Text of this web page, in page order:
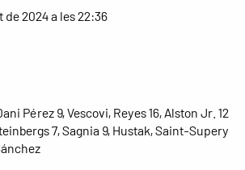
de 2024 a les 22:36
Pérez 9, Vescovi, Reyes 16, Alston Jr. 12
7, Sagnia 9, Hustak, Saint-Supery